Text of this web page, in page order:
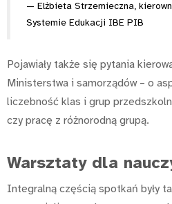
Elżbieta Strzemieczna,
Systemie Edukacji IBE PIB
Pojawiały także się pytania
Ministerstwa i samorządów – o
liczebność klas i grup
czy pracę z różnorodną grupą.
Warsztaty dla
Integralną częścią spotkań były